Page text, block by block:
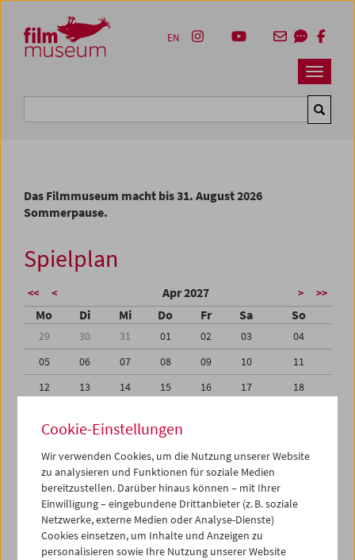
Zum Inhalt
Zum Hauptmenü
Zur Servicenavigation
Zum Suche
Navbar
EN
Das Filmmuseum macht bis 31. August 2026
Sommerpause.
Spielplan
<< < Apr 2027 > >>
Mo Di Mi Do Fr Sa So
29 30 31 01 02 03
04
05
06 07 08 09 10
11
12
13 14 15 16 17
18
26
27 28 29
03
04 05 06 07 08 09
iCalender
Programmheft-PDF
Cookie-Einstellungen
Wir verwenden Cookies, um die Nutzung unserer Website
zu analysieren und Funktionen für soziale Medien
bereitzustellen. Darüber hinaus können – mit Ihrer
Einwilligung – eingebundene Drittanbieter (z. B. soziale
Netzwerke, externe Medien oder Analyse-Dienste)
Cookies einsetzen, um Inhalte und Anzeigen zu
personalisieren sowie Ihre Nutzung unserer Website